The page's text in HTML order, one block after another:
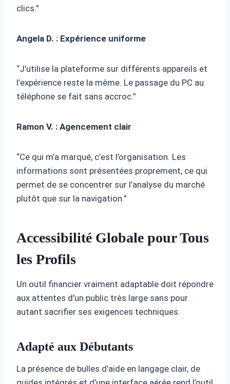
clics.”
Angela D. : Expérience uniforme
“J’utilise la plateforme sur différents appareils et
l’expérience reste la même. Le passage du PC au
téléphone se fait sans accroc.”
Ramon V. : Agencement clair
“Ce qui m’a marqué, c’est l’organisation. Les
informations sont présentées proprement, ce qui
permet de se concentrer sur l’analyse du marché
plutôt que sur la navigation.”
Accessibilité Globale pour Tous
les Profils
Un outil financier vraiment adaptable doit répondre
aux attentes d’un public très large sans pour
autant sacrifier ses exigences techniques.
Adapté aux Débutants
La présence de bulles d’aide en langage clair, de